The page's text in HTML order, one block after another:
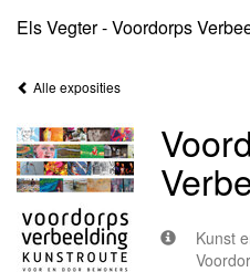
Els Vegter - Voordorps
Alle exposities
Kunst